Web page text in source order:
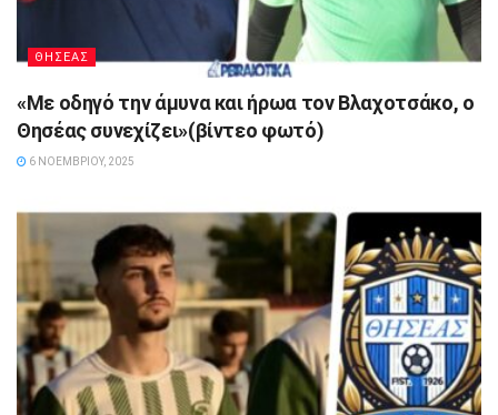
ΘΗΣΕΑΣ
«Με οδηγό την άμυνα και ήρωα τον Βλαχοτσάκο, ο
Θησέας συνεχίζει»(βίντεο φωτό)
6 ΝΟΕΜΒΡΊΟΥ, 2025